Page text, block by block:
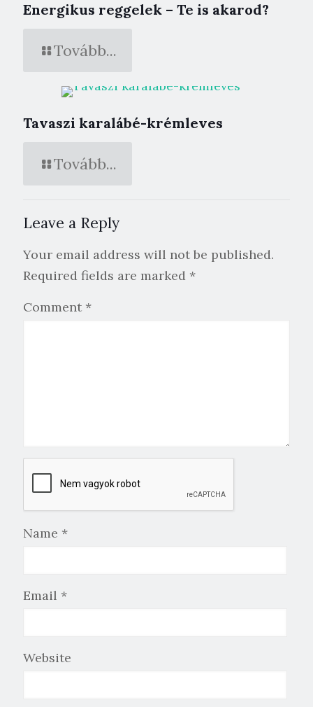
Energikus reggelek – Te is akarod?
Tovább...
Tavaszi karalábé-krémleves
Tovább...
Leave a Reply
Your email address will not be published.
Required fields are marked *
Comment *
Name *
Email *
Website